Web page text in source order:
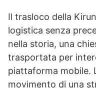
Il trasloco della
logistica senza
nella storia, una
trasportata per
piattaforma mobile.
movimento di una